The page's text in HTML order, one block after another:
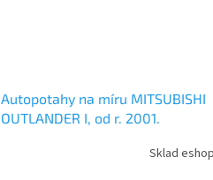
Autopotahy na míru MITSUBISHI
OUTLANDER I, od r. 2001.
Sklad